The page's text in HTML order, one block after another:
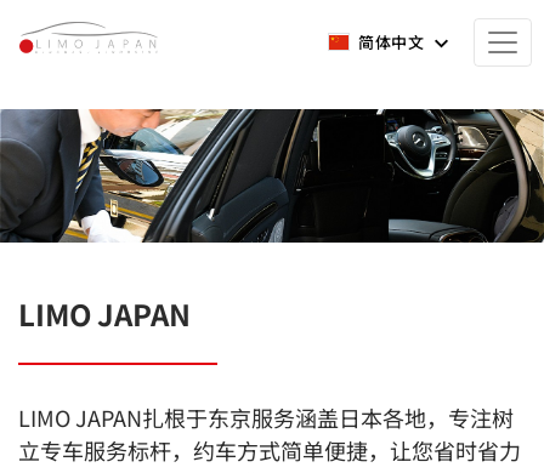
简体中文
LIMO JAPAN
LIMO JAPAN扎根于东京服务涵盖日本各地，专注树
立专车服务标杆，约车方式简单便捷，让您省时省力